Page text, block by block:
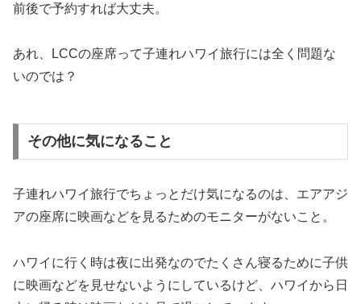
前後で予約すれば大丈夫。
あれ、LCCの座席って子連れハワイ旅行には全く問題な
いのでは？
その他に気になること
子連れハワイ旅行でちょっとだけ気になるのは、エアアジ
アの座席に映画などを見るためのモニターがないこと。
ハワイに行く時は夜に出発なのでたくさん寝るために子供
に映画などを見せないようにしているけど、ハワイから日